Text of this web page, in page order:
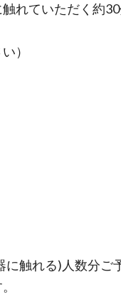
れていただく約
）
触れる)人数分ご